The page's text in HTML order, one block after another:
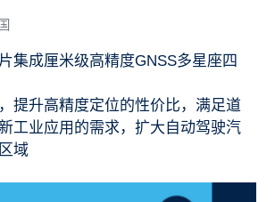
集成厘米级高精度GNSS多星座四
提升高精度定位的性价比，满足道
工业应用的需求，扩大自动驾驶汽
域